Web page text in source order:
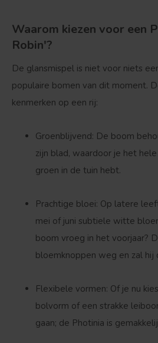
Waarom kiezen voor een
Robin'?
De glansmispel is niet voor niets
populaire bomen van dit moment.
kenmerken op een rij:
Groenblijvend: De boom
zijn blad, waardoor je het
groen in de tuin hebt.
Prachtige bloei: Op latere
mei of juni subtiele witte
boom vroeg in het voorjaar?
bloemknoppen weg en zal hij
Flexibele vormen: Of je nu
bolvorm of een strakke
gaan; de Photinia is